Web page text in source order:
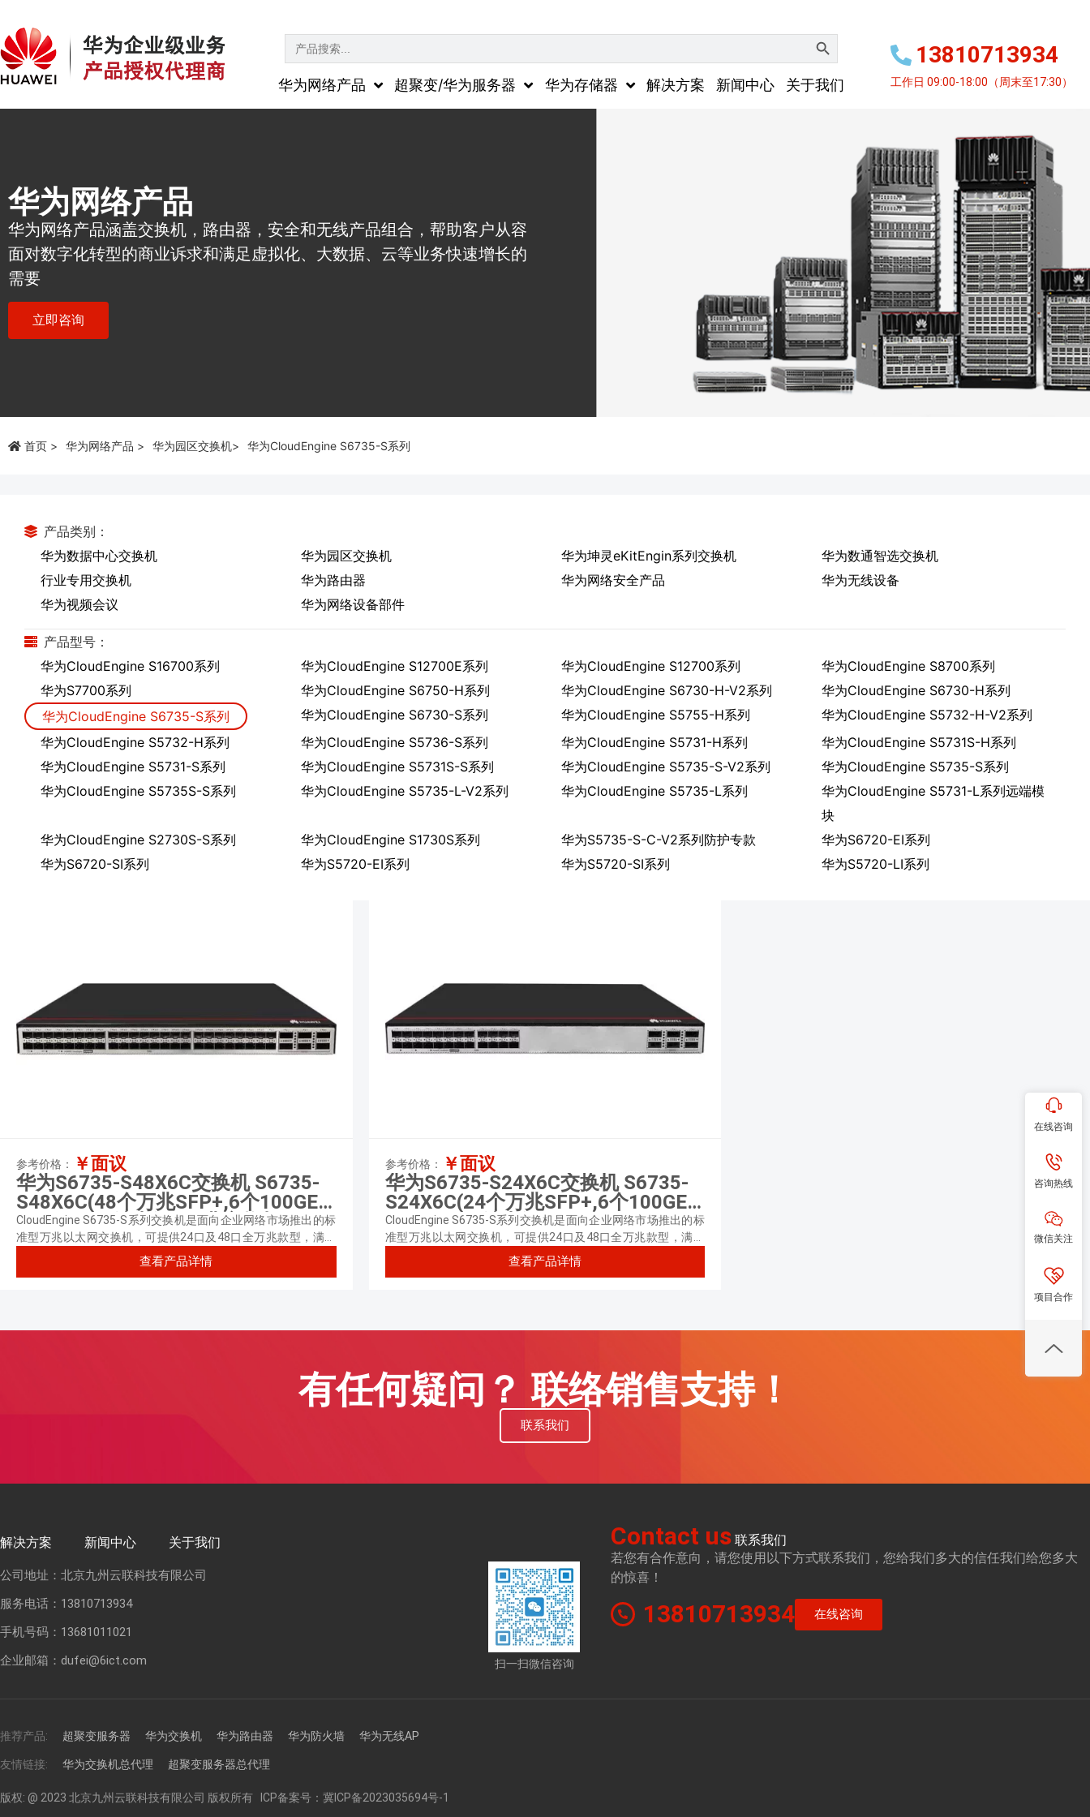
Search
for:
搜索按钮
华为网络产品 超聚变/华为服务器 华为存储器 解决方案 新闻中心 关于我们
13810713934
工作日 09:00-18:00（周末至17:30）
华为网络产品
华为网络产品涵盖交换机，路由器，安全和无线产品组合，帮助客户从容
面对数字化转型的商业诉求和满足虚拟化、大数据、云等业务快速增长的
需要
立即咨询
首页 华为网络产品 华为园区交换机 华为CloudEngine S6735-S系列
产品类别：
华为数据中心交换机
华为园区交换机 华为坤灵eKitEngin系列交换机
华为数通智选交换机
行业专用交换机
华为路由器 华为网络安全产品
华为无线设备
华为视频会议
华为网络设备部件
产品型号：
华为CloudEngine S16700系列
华为CloudEngine S12700E系列 华为CloudEngine S12700系列
华为CloudEngine S8700系列
华为S7700系列
华为CloudEngine S6750-H系列 华为CloudEngine S6730-H-V2系列
华为CloudEngine S6730-H系列
华为CloudEngine S6735-S系列
华为CloudEngine S6730-S系列 华为CloudEngine S5755-H系列
华为CloudEngine S5732-H-V2系列
华为CloudEngine S5732-H系列
华为CloudEngine S5736-S系列 华为CloudEngine S5731-H系列
华为CloudEngine S5731S-H系列
华为CloudEngine S5731-S系列
华为CloudEngine S5731S-S系列 华为CloudEngine S5735-S-V2系列
华为CloudEngine S5735-S系列
华为CloudEngine S5735S-S系列
华为CloudEngine S5735-L-V2系列 华为CloudEngine S5735-L系列
华为CloudEngine S5731-L系列远端模
块
华为CloudEngine S2730S-S系列
华为CloudEngine S1730S系列 华为S5735-S-C-V2系列防护专款
华为S6720-EI系列
华为S6720-SI系列
华为S5720-EI系列 华为S5720-SI系列 华为S5720-LI系列
参考价格： ￥面议
华为S6735-S48X6C交换机 S6735-
S48X6C(48个万兆SFP+,6个100GE
QSFP28,可选电源) 万兆交换机
CloudEngine S6735-S系列交换机是面向企业网络市场推出的标
准型万兆以太网交换机，可提供24口及48口全万兆款型，满足
不同业务场景建网需求。查看产品详情
参考价格： ￥面议
华为S6735-S24X6C交换机 S6735-
S24X6C(24个万兆SFP+,6个100GE
QSFP28,可选电源)
CloudEngine S6735-S系列交换机是面向企业网络市场推出的标
准型万兆以太网交换机，可提供24口及48口全万兆款型，满足
不同业务场景建网需求。查看产品详情
有任何疑问？ 联络销售支持！
联系我们
解决方案 新闻中心 关于我们
公司地址：北京九州云联科技有限公司
服务电话：13810713934
手机号码：13681011021
企业邮箱：dufei@6ict.com
扫一扫微信咨询
Contact us联系我们
若您有合作意向，请您使用以下方式联系我们，您给我们多大的信任我们给您多大
的惊喜！
13810713934 在线咨询
推荐产品: 超聚变服务器 华为交换机 华为路由器 华为防火墙 华为无线AP
友情链接: 华为交换机总代理 超聚变服务器总代理
版权: @ 2023 北京九州云联科技有限公司 版权所有 ICP备案号：冀ICP备2023035694号-1
在线咨询
咨询热线
微信关注
项目合作